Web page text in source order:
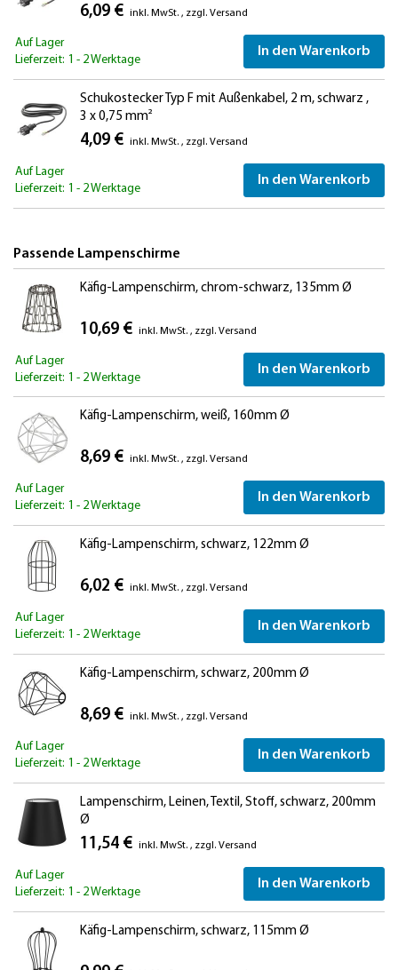
6,09 € inkl. MwSt. , zzgl. Versand
Auf Lager
Lieferzeit: 1 - 2 Werktage
In den Warenkorb
Schukostecker Typ F mit Außenkabel, 2 m, schwarz ,
3 x 0,75 mm²
4,09 € inkl. MwSt. , zzgl. Versand
Auf Lager
Lieferzeit: 1 - 2 Werktage
In den Warenkorb
Passende Lampenschirme
Käfig-Lampenschirm, chrom-schwarz, 135mm Ø
10,69 € inkl. MwSt. , zzgl. Versand
Auf Lager
Lieferzeit: 1 - 2 Werktage
In den Warenkorb
Käfig-Lampenschirm, weiß, 160mm Ø
8,69 € inkl. MwSt. , zzgl. Versand
Auf Lager
Lieferzeit: 1 - 2 Werktage
In den Warenkorb
Käfig-Lampenschirm, schwarz, 122mm Ø
6,02 € inkl. MwSt. , zzgl. Versand
Auf Lager
Lieferzeit: 1 - 2 Werktage
In den Warenkorb
Käfig-Lampenschirm, schwarz, 200mm Ø
8,69 € inkl. MwSt. , zzgl. Versand
Auf Lager
Lieferzeit: 1 - 2 Werktage
In den Warenkorb
Lampenschirm, Leinen, Textil, Stoff, schwarz, 200mm
Ø
11,54 € inkl. MwSt. , zzgl. Versand
Auf Lager
Lieferzeit: 1 - 2 Werktage
In den Warenkorb
Käfig-Lampenschirm, schwarz, 115mm Ø